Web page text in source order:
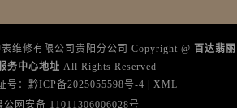
广东省云浮市云城区金山路百达翡丽售后服务中心（需提前预约）
广东省湛江市赤坎区观海北路百达翡丽售后服务中心（需提前预约）
维修有限公司贵阳分公司 Copyright @ 百达翡丽
务中心地址 All Rights Reserved
号： 黔ICP备2025055598号-4 | XML
公网安备 11011306006028号